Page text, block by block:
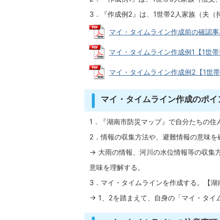
3．『作成例2』は、1世帯2人家族（夫（
マイ・タイムライン作成前の確認
マイ・タイムライン作成例1【1世
マイ・タイムライン作成例2【1世
マイ・タイムライン作成のポイ
1．『湖南市防災マップ』で自分たちの住
2．情報の収集方法や、避難情報の意味を
→ 大雨の情報、河川の水位情報等の収集
意味を理解する。
3．マイ・タイムラインを作成する。【
→ 1、2を踏まえて、自身の「マイ・タイ